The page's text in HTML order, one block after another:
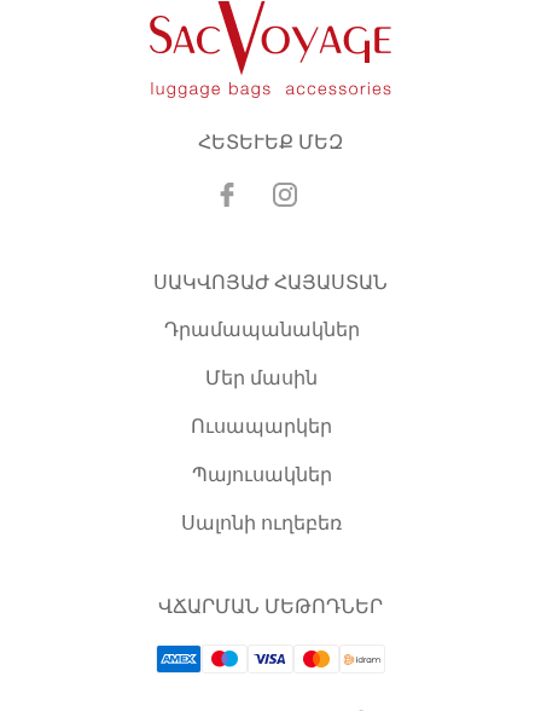
ՀԵՏԵՒԵՔ ՄԵԶ
ՍԱԿՎՈՅԱԺ ՀԱՅԱՍՏԱՆ
Դրամապանակներ
Մեր մասին
Ուսապարկեր
Պայուսակներ
Սալոնի ուղեբեռ
ՎՃԱՐՄԱՆ ՄԵԹՈԴՆԵՐ